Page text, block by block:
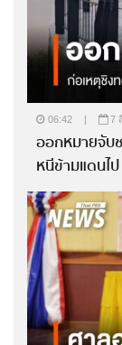
06:42 | 7
ออกหมายจับ
หนีข้ามแดนไ